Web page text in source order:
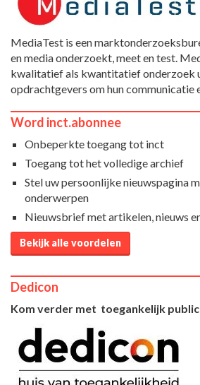
MediaTest is een
en media onderzoekt, meet en test.
kwalitatief als kwantitatief onderzoek
opdrachtgevers om hun communicatie
Word inct.abonnee
Onbeperkte toegang tot inct
Toegang tot het volledige archief
Stel uw persoonlijke nieuwspagina
onderwerpen
Nieuwsbrief met artikelen, nieuws
Bekijk alle voordelen
Dedicon
Kom verder met toegankelijk